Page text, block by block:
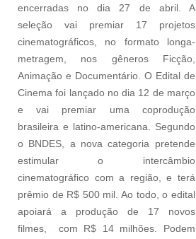
encerradas no dia 27 de abril. A
seleção vai premiar 17 projetos
cinematográficos, no formato longa-
metragem, nos gêneros Ficção,
Animação e Documentário. O Edital de
Cinema foi lançado no dia 12 de março
e vai premiar uma coprodução
brasileira e latino-americana. Segundo
o BNDES, a nova categoria pretende
estimular o intercâmbio
cinematográfico com a região, e terá
prêmio de R$ 500 mil. Ao todo, o edital
apoiará a produção de 17 novos
filmes, com R$ 14 milhões. Podem